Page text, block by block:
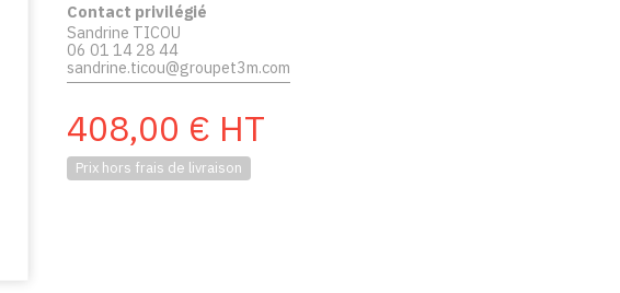
Contact privilégié
Sandrine TICOU
06 01 14 28 44
sandrine.ticou@groupet3m.com
408,00 € HT
Prix hors frais de livraison